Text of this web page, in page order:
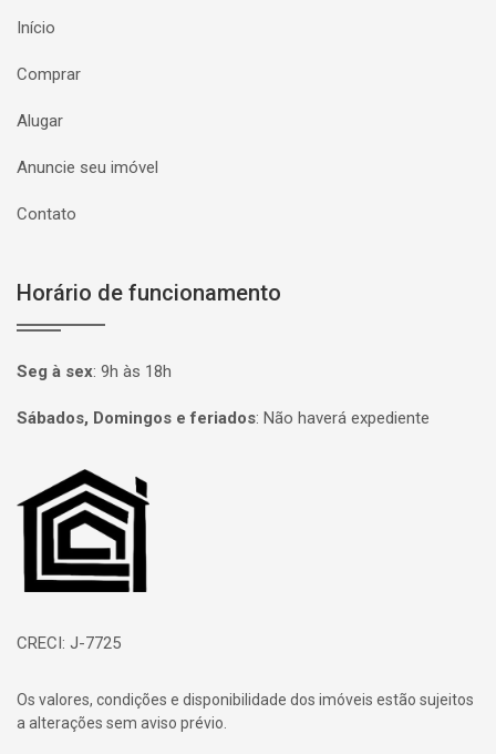
Início
Comprar
Alugar
Anuncie seu imóvel
Contato
Horário de funcionamento
Seg à sex: 9h às 18h
Sábados, Domingos e feriados: Não haverá expediente
Página inicial
CRECI: J-7725
Os valores, condições e disponibilidade dos imóveis estão sujeitos
a alterações sem aviso prévio.